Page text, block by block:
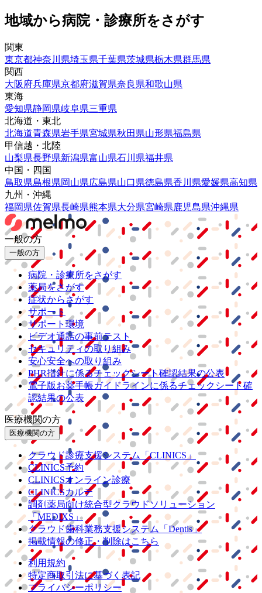
地域から病院・診療所をさがす
関東
東京都神奈川県埼玉県千葉県茨城県栃木県群馬県
関西
大阪府兵庫県京都府滋賀県奈良県和歌山県
東海
愛知県静岡県岐阜県三重県
北海道・東北
北海道青森県岩手県宮城県秋田県山形県福島県
甲信越・北陸
山梨県長野県新潟県富山県石川県福井県
中国・四国
鳥取県島根県岡山県広島県山口県徳島県香川県愛媛県高知県
九州・沖縄
福岡県佐賀県長崎県熊本県大分県宮崎県鹿児島県沖縄県
一般の方
一般の方
病院・診療所をさがす
薬局をさがす
症状からさがす
サポート
サポート環境
ビデオ通話の事前テスト
セキュリティの取り組み
安心安全への取り組み
PHR指針に係るチェックシート確認結果の公表
電子版お薬手帳ガイドラインに係るチェックシート確
認結果の公表
医療機関の方
医療機関の方
クラウド診療支援システム
「CLINICS」
CLINICS予約
CLINICSオンライン診療
CLINICSカルテ
調剤薬局向け統合型クラウドソリューション
「MEDIXS」
クラウド歯科業務支援システム
「Dentis」
掲載情報の修正・削除はこちら
利用規約
特定商取引法に基づく表記
プライバシーポリシー